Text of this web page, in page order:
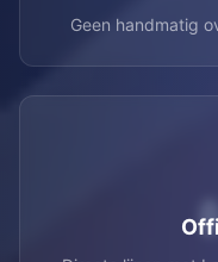
Geen handmatig